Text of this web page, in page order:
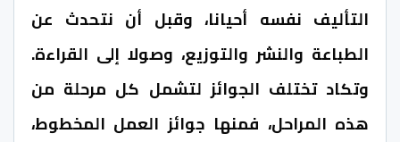
التأليف نفسه أحيانا، وقبل أن نتحدث عن
الطباعة والنشر والتوزيع، وصولا إلى القراءة.
وتكاد تختلف الجوائز لتشمل كل مرحلة من
هذه المراحل، فمنها جوائز العمل المخطوط،